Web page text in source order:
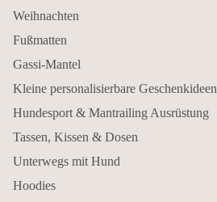
Weihnachten
Fußmatten
Gassi-Mantel
Kleine personalisierbare Geschenkideen
Hundesport & Mantrailing Ausrüstung
Tassen, Kissen & Dosen
Unterwegs mit Hund
Hoodies